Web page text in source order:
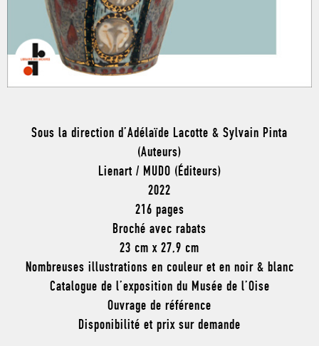
Sous la direction d’Adélaïde Lacotte & Sylvain Pinta
(Auteurs)
Lienart / MUDO (Éditeurs)
2022
216 pages
Broché avec rabats
23 cm x 27,9 cm
Nombreuses illustrations en couleur et en noir & blanc
Catalogue de l’exposition du Musée de l’Oise
Ouvrage de référence
Disponibilité et prix sur demande